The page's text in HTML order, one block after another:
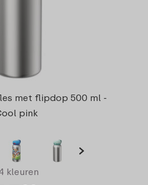
met flipdop 500 ml -
pink
kleuren